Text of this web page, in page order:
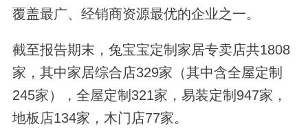
覆盖最广、经销商资源最优的企业之一。
截至报告期末，兔宝宝定制家居专卖店共1808
家，其中家居综合店329家（其中含全屋定制
245家），全屋定制321家，易装定制947家，
地板店134家，木门店77家。